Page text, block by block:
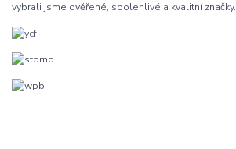
vybrali jsme ověřené, spolehlivé a kvalitní značky.